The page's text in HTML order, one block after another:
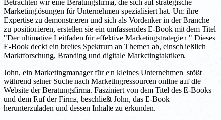
Betrachten wir eine Beratungsfirma, die sich auf strategische
Marketinglösungen für Unternehmen spezialisiert hat. Um ihre
Expertise zu demonstrieren und sich als Vordenker in der Branche
zu positionieren, erstellen sie ein umfassendes E-Book mit dem Titel
"Der ultimative Leitfaden für effektive Marketingstrategien." Dieses
E-Book deckt ein breites Spektrum an Themen ab, einschließlich
Marktforschung, Branding und digitale Marketingtaktiken.
John, ein Marketingmanager für ein kleines Unternehmen, stößt
während seiner Suche nach Marketingressourcen online auf die
Website der Beratungsfirma. Fasziniert von dem Titel des E-Books
und dem Ruf der Firma, beschließt John, das E-Book
herunterzuladen und dessen Inhalte zu erkunden.